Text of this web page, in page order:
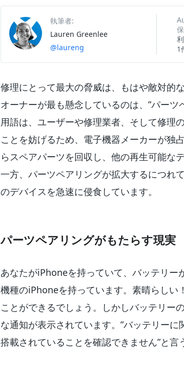
執筆者:
Lauren Greenlee
@laureng
利
1
修理にとって最大の脅威は、もはや敵対的
オーナーが最も懸念しているのは、”パー
用語は、ユーザーや修理業者、そして修理
ことを妨げるため、電子機器メーカーが独
らスペアパーツを回収し、他の再生可能な
一方、パーツペアリングが拡大するにつれ
のデバイスを急速に侵食しています。
パーツペアリングがもたらす現実
あなたがiPhoneを持っていて、バッテリー
機種のiPhoneを持っています。素晴らしい
ことができるでしょう。しかしバッテリー
な通知が表示されています。”バッテリー
搭載されていることを確認できません”と言